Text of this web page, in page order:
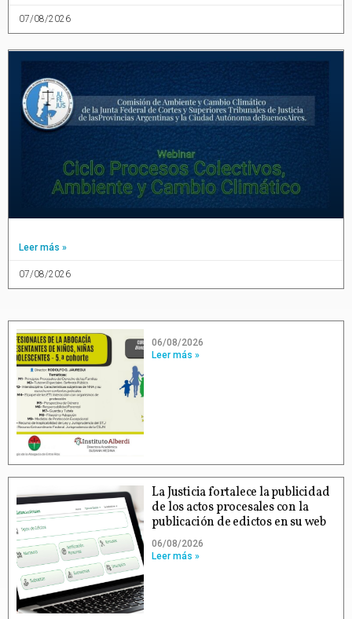
07/08/2026
Leer más »
07/08/2026
06/08/2026
Leer más »
La Justicia fortalece la publicidad
de los actos procesales con la
publicación de edictos en su web
06/08/2026
Leer más »